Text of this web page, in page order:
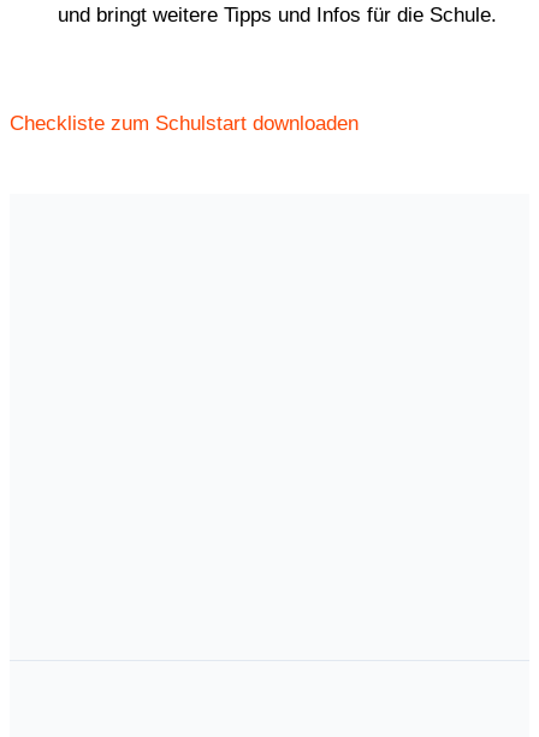
und bringt weitere Tipps und Infos für die Schule.
Checkliste zum Schulstart downloaden